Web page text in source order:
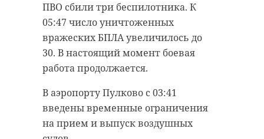
ПВО сбили три беспилотника. К
05:47 число уничтоженных
вражеских БПЛА увеличилось до
30. В настоящий момент боевая
работа продолжается.
В аэропорту Пулково с 03:41
введены временные ограничения
на прием и выпуск воздушных